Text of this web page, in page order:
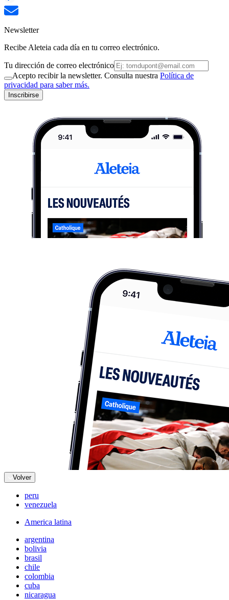
Newsletter
Recibe Aleteia cada día en tu correo electrónico.
Tu dirección de correo electrónico
Acepto recibir la newsletter. Consulta nuestra Política de
privacidad para saber más.
Inscribirse
Volver
peru
venezuela
America latina
argentina
bolivia
brasil
chile
colombia
cuba
nicaragua